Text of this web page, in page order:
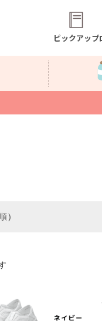
ピックアップ
)